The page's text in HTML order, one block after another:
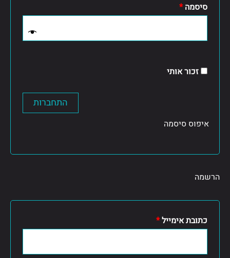
סיסמה*
זכור אותי
התחברות
איפוס סיסמה
הרשמה
כתובת אימייל*